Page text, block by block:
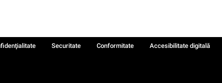
Securitate Conformitate
Accesibilitate digitală